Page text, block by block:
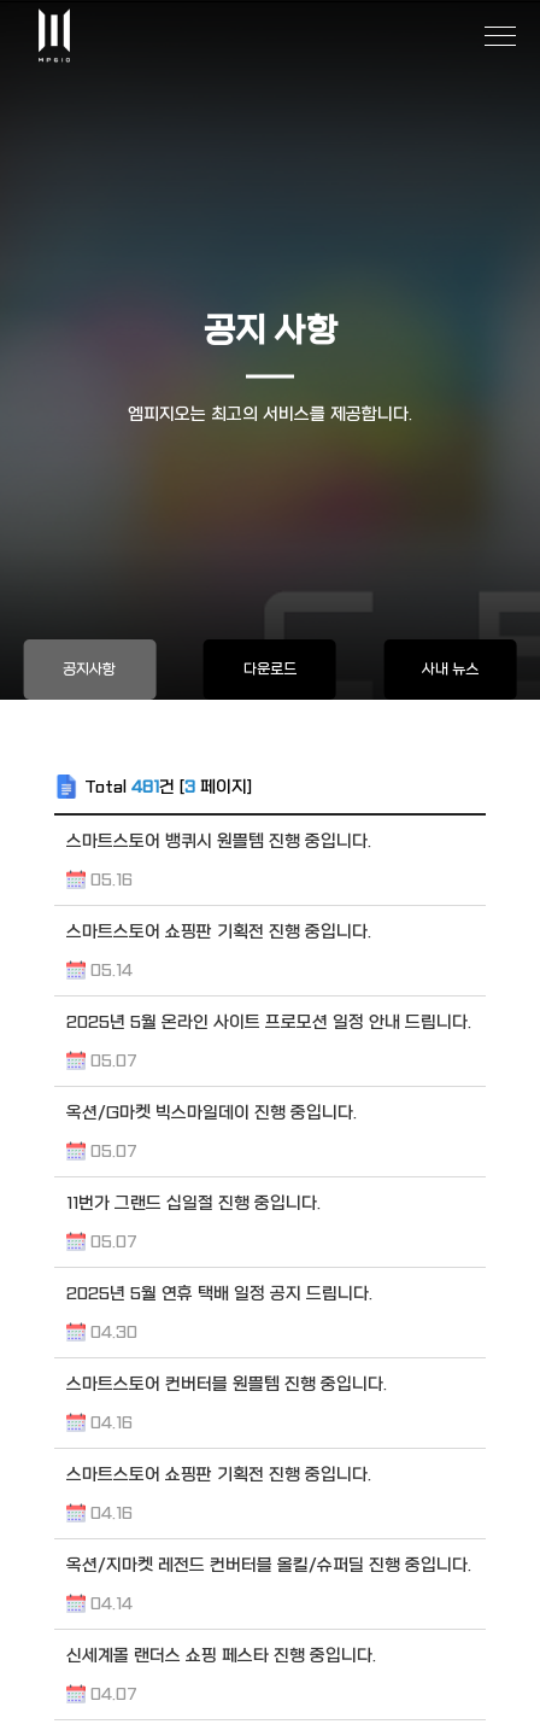
공지 사항
엠피지오는 최고의 서비스를 제공합니다.
공지사항 다운로드 사내 뉴스
Total 481건 [3페이지]
스마트스토어 뱅퀴시 원쁠템 진행 중입니다.
05.16
스마트스토어 쇼핑판 기획전 진행 중입니다.
05.14
2025년 5월 온라인 사이트 프로모션 일정 안내 드립니다.
05.07
옥션/G마켓 빅스마일데이 진행 중입니다.
05.07
11번가 그랜드 십일절 진행 중입니다.
05.07
2025년 5월 연휴 택배 일정 공지 드립니다.
04.30
스마트스토어 컨버터블 원쁠템 진행 중입니다.
04.16
스마트스토어 쇼핑판 기획전 진행 중입니다.
04.16
옥션/지마켓 레전드 컨버터블 올킬/슈퍼딜 진행 중입니다.
04.14
신세계몰 랜더스 쇼핑 페스타 진행 중입니다.
04.07